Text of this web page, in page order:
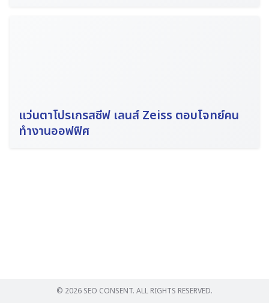
Search
แว่นตาโปรเกรสซีฟ เลนส์ Zeiss ตอบโจทย์คน
ทำงานออฟฟิศ
© 2026 SEO CONSENT. ALL RIGHTS RESERVED.